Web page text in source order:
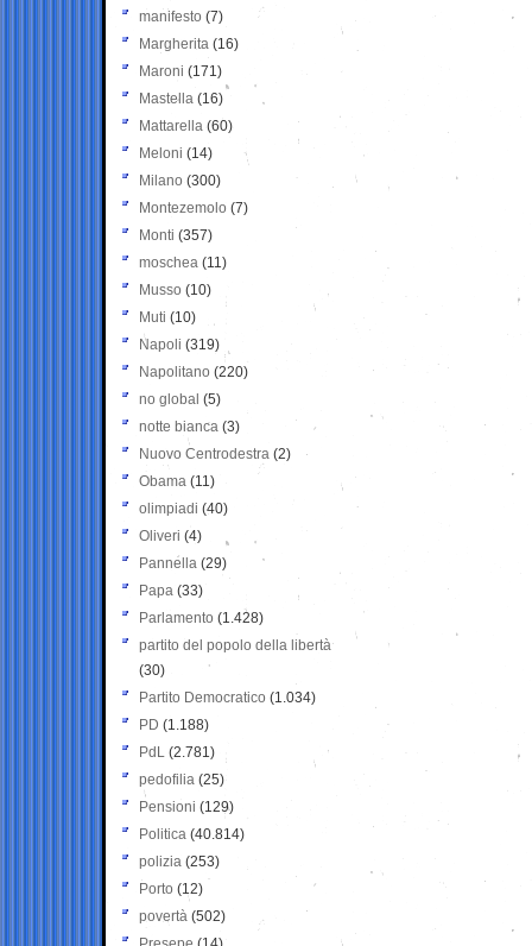
manifesto (7)
Margherita (16)
Maroni (171)
Mastella (16)
Mattarella (60)
Meloni (14)
Milano (300)
Montezemolo (7)
Monti (357)
moschea (11)
Musso (10)
Muti (10)
Napoli (319)
Napolitano (220)
no global (5)
notte bianca (3)
Nuovo Centrodestra (2)
Obama (11)
olimpiadi (40)
Oliveri (4)
Pannella (29)
Papa (33)
Parlamento (1.428)
partito del popolo della libertà
(30)
Partito Democratico (1.034)
PD (1.188)
PdL (2.781)
pedofilia (25)
Pensioni (129)
Politica (40.814)
polizia (253)
Porto (12)
povertà (502)